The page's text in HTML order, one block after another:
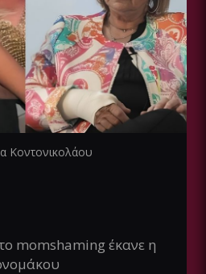
Κοντονικολάου
momshaming έκανε η